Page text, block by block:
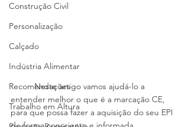
Construção Civil
Personalização
Calçado
Indústria Alimentar
Recomendações
Trabalho em Altura
	Neste artigo vamos ajudá-lo a
entender melhor o que é a marcação CE,
para que possa fazer a aquisição do seu EPI